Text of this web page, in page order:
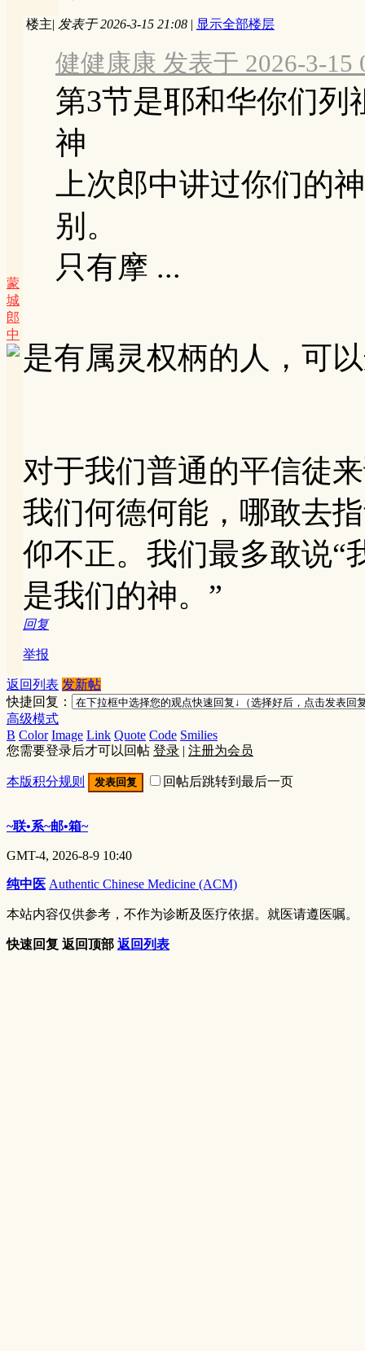
蒙
城
郎
中
楼主| 发表于 2026-3-15 21:08 | 显示全部楼层
健健康康 发表于 2026-3-15
第3节是耶和华你们列
神
上次郎中讲过你们的
别。
只有摩 ...
是有属灵权柄的人，可
对于我们普通的平信徒
我们何德何能，哪敢去
仰不正。我们最多敢说“
是我们的神。”
回复
举报
返回列表 发新帖
快捷回复：
高级模式
B Color Image Link Quote Code Smilies
您需要登录后才可以回帖 登录 | 注册为会员
本版积分规则 发表回复 回帖后跳转到最后一页
~联•系~邮•箱~
GMT-4, 2026-8-9 10:40
纯中医 Authentic Chinese Medicine (ACM)
本站内容仅供参考，不作为诊断及医疗依据。就医请遵医嘱。
快速回复 返回顶部 返回列表